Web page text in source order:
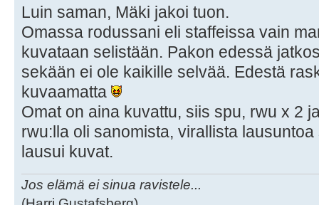
Luin saman, Mäki jakoi tuon.
Omassa rodussani eli staffeissa vain
kuvataan selistään. Pakon edessä
sekään ei ole kaikille selvää. Edestä
kuvaamatta
Omat on aina kuvattu, siis spu, rwu x 2
rwu:lla oli sanomista, virallista
lausui kuvat.
Jos elämä ei sinua ravistele...